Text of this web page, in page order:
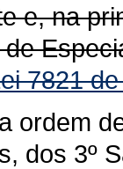
e, na
7821
ordem
dos 3º